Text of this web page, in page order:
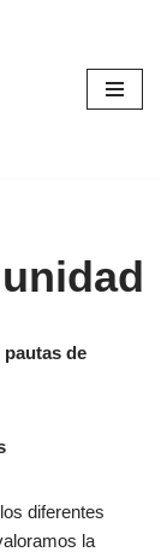
de
diferentes
la